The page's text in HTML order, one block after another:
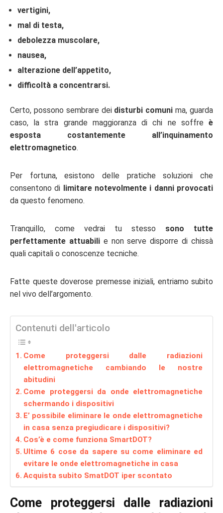
vertigini,
mal di testa,
debolezza muscolare,
nausea,
alterazione dell’appetito,
difficoltà a concentrarsi.
Certo, possono sembrare dei disturbi comuni ma, guarda
caso, la stra grande maggioranza di chi ne soffre è
esposta costantemente all’inquinamento
elettromagnetico.
Per fortuna, esistono delle pratiche soluzioni che
consentono di limitare notevolmente i danni provocati
da questo fenomeno.
Tranquillo, come vedrai tu stesso sono tutte
perfettamente attuabilie non serve disporre di chissà
quali capitali o conoscenze tecniche.
Fatte queste doverose premesse iniziali, entriamo subito
nel vivo dell’argomento.
Contenuti dell'articolo
Come proteggersi dalle radiazioni
elettromagnetiche cambiando le nostre
abitudini
Come proteggersi da onde elettromagnetiche
schermando i dispositivi
E’ possibile eliminare le onde elettromagnetiche
in casa senza pregiudicare i dispositivi?
Cos’è e come funziona SmartDOT?
Ultime 6 cose da sapere su come eliminare ed
evitare le onde elettromagnetiche in casa
Acquista subito SmatDOT iper scontato
Come proteggersi dalle radiazioni